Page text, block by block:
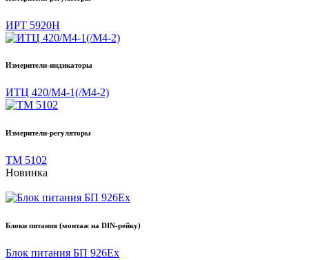
ИРТ 5920Н
Измерители-индикаторы
ИТЦ 420/М4-1(/М4-2)
Измерители-регуляторы
ТМ 5102
Новинка
Блоки питания (монтаж на DIN-рейку)
Блок питания БП 926Ex